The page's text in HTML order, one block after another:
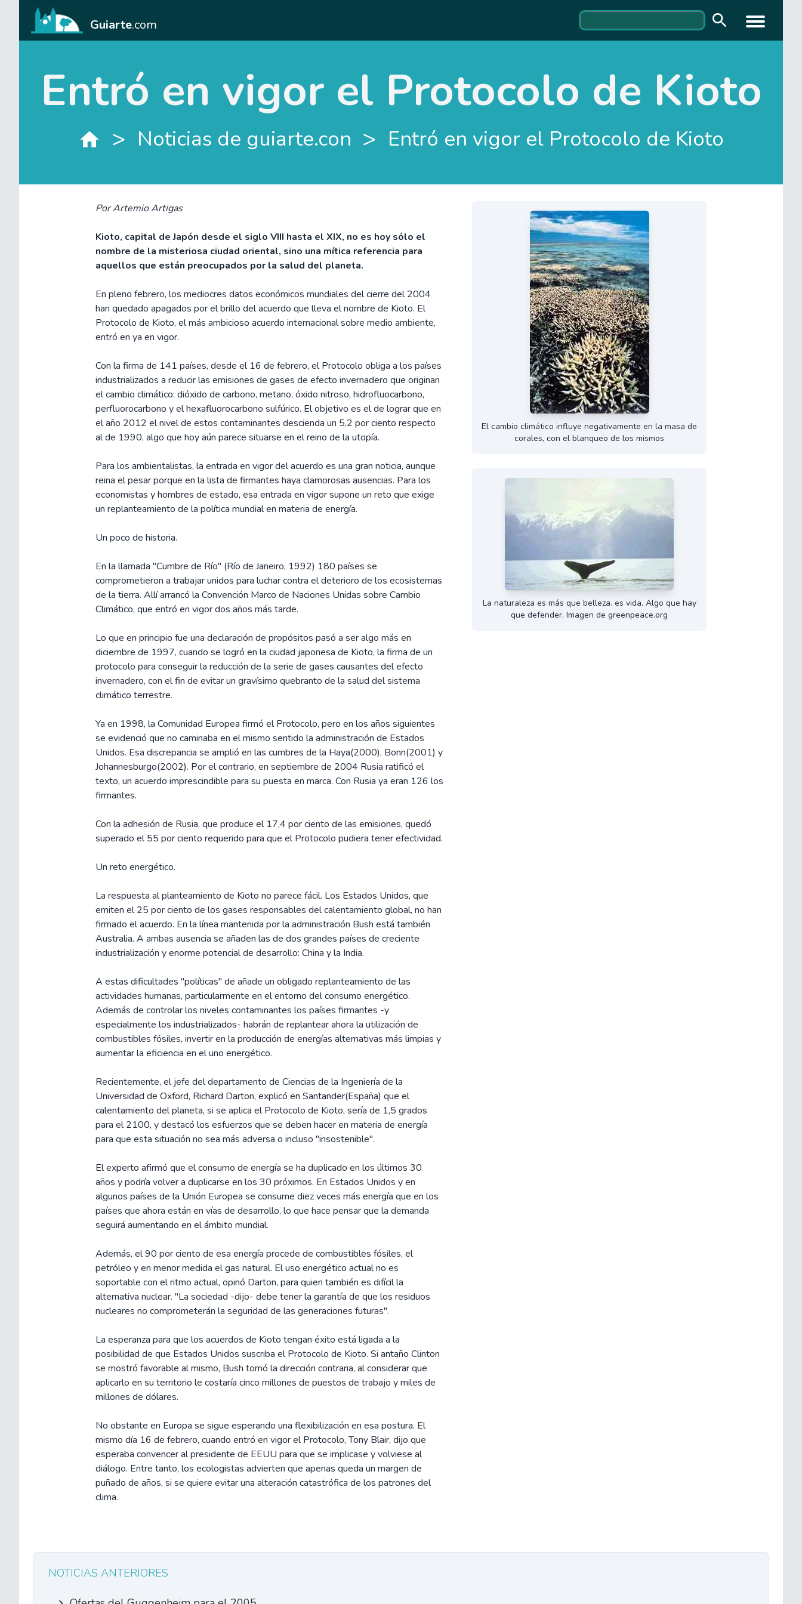
Guiarte.com
Entró en vigor el Protocolo de Kioto
> Noticias de guiarte.con > Entró en vigor el Protocolo de Kioto
Por Artemio Artigas
Kioto, capital de Japón desde el siglo VIII hasta el XIX, no es hoy sólo el
nombre de la misteriosa ciudad oriental, sino una mítica referencia para
aquellos que están preocupados por la salud del planeta.
En pleno febrero, los mediocres datos económicos mundiales del cierre del 2004
han quedado apagados por el brillo del acuerdo que lleva el nombre de Kioto. El
Protocolo de Kioto, el más ambicioso acuerdo internacional sobre medio ambiente,
entró en ya en vigor.
Con la firma de 141 países, desde el 16 de febrero, el Protocolo obliga a los países
industrializados a reducir las emisiones de gases de efecto invernadero que originan
el cambio climático: dióxido de carbono, metano, óxido nitroso, hidrofluocarbono,
perfluorocarbono y el hexafluorocarbono sulfúrico. El objetivo es el de lograr que en
el año 2012 el nivel de estos contaminantes descienda un 5,2 por ciento respecto
al de 1990, algo que hoy aún parece situarse en el reino de la utopía.
Para los ambientalistas, la entrada en vigor del acuerdo es una gran noticia, aunque
reina el pesar porque en la lista de firmantes haya clamorosas ausencias. Para los
economistas y hombres de estado, esa entrada en vigor supone un reto que exige
un replanteamiento de la política mundial en materia de energía.
Un poco de historia.
En la llamada "Cumbre de Río" (Río de Janeiro, 1992) 180 países se
comprometieron a trabajar unidos para luchar contra el deterioro de los ecosistemas
de la tierra. Allí arrancó la Convención Marco de Naciones Unidas sobre Cambio
Climático, que entró en vigor dos años más tarde.
Lo que en principio fue una declaración de propósitos pasó a ser algo más en
diciembre de 1997, cuando se logró en la ciudad japonesa de Kioto, la firma de un
protocolo para conseguir la reducción de la serie de gases causantes del efecto
invernadero, con el fin de evitar un gravísimo quebranto de la salud del sistema
climático terrestre.
Ya en 1998, la Comunidad Europea firmó el Protocolo, pero en los años siguientes
se evidenció que no caminaba en el mismo sentido la administración de Estados
Unidos. Esa discrepancia se amplió en las cumbres de la Haya(2000), Bonn(2001) y
Johannesburgo(2002). Por el contrario, en septiembre de 2004 Rusia ratificó el
texto, un acuerdo imprescindible para su puesta en marca. Con Rusia ya eran 126 los
firmantes.
Con la adhesión de Rusia, que produce el 17,4 por ciento de las emisiones, quedó
superado el 55 por ciento requerido para que el Protocolo pudiera tener efectividad.
Un reto energético.
La respuesta al planteamiento de Kioto no parece fácil. Los Estados Unidos, que
emiten el 25 por ciento de los gases responsables del calentamiento global, no han
firmado el acuerdo. En la línea mantenida por la administración Bush está también
Australia. A ambas ausencia se añaden las de dos grandes países de creciente
industrialización y enorme potencial de desarrollo: China y la India.
A estas dificultades "políticas" de añade un obligado replanteamiento de las
actividades humanas, particularmente en el entorno del consumo energético.
Además de controlar los niveles contaminantes los países firmantes -y
especialmente los industrializados- habrán de replantear ahora la utilización de
combustibles fósiles, invertir en la producción de energías alternativas más limpias y
aumentar la eficiencia en el uno energético.
Recientemente, el jefe del departamento de Ciencias de la Ingeniería de la
Universidad de Oxford, Richard Darton, explicó en Santander(España) que el
calentamiento del planeta, si se aplica el Protocolo de Kioto, sería de 1,5 grados
para el 2100, y destacó los esfuerzos que se deben hacer en materia de energía
para que esta situación no sea más adversa o incluso "insostenible".
El experto afirmó que el consumo de energía se ha duplicado en los últimos 30
años y podría volver a duplicarse en los 30 próximos. En Estados Unidos y en
algunos países de la Unión Europea se consume diez veces más energía que en los
países que ahora están en vías de desarrollo, lo que hace pensar que la demanda
seguirá aumentando en el ámbito mundial.
Además, el 90 por ciento de esa energía procede de combustibles fósiles, el
petróleo y en menor medida el gas natural. El uso energético actual no es
soportable con el ritmo actual, opinó Darton, para quien también es difícil la
alternativa nuclear. "La sociedad -dijo- debe tener la garantía de que los residuos
nucleares no comprometerán la seguridad de las generaciones futuras".
La esperanza para que los acuerdos de Kioto tengan éxito está ligada a la
posibilidad de que Estados Unidos suscriba el Protocolo de Kioto. Si antaño Clinton
se mostró favorable al mismo, Bush tomó la dirección contraria, al considerar que
aplicarlo en su territorio le costaría cinco millones de puestos de trabajo y miles de
millones de dólares.
No obstante en Europa se sigue esperando una flexibilización en esa postura. El
mismo día 16 de febrero, cuando entró en vigor el Protocolo, Tony Blair, dijo que
esperaba convencer al presidente de EEUU para que se implicase y volviese al
diálogo. Entre tanto, los ecologistas advierten que apenas queda un margen de
puñado de años, si se quiere evitar una alteración catastrófica de los patrones del
clima.
El cambio climático influye negativamente en la masa de
corales, con el blanqueo de los mismos
La naturaleza es más que belleza. es vida. Algo que hay
que defender, Imagen de greenpeace.org
NOTICIAS ANTERIORES